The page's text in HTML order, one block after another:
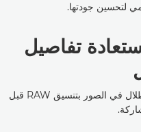
لتحسين جودتها.
تفاصيل
يمكنك ضبط سطوع الصورة واسترداد الظلال في الصور بتنسيق RAW قبل